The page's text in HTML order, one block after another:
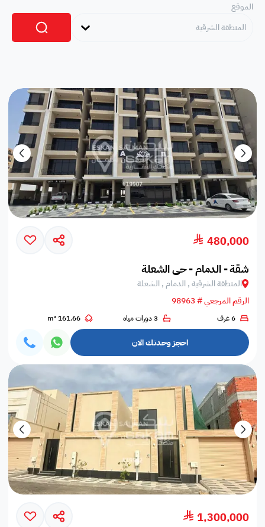
الموقع
المنطقة الشرقية
480,000
شقة - الدمام - حي الشعلة
المنطقة الشرقية , الدمام , الشعلة
الرقم المرجعي # 98963
6 غرف 3 دورات مياه 161.66 m²
احجز وحدتك الان
1,300,000